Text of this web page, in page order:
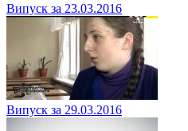
Випуск за 23.03.2016
Випуск за 29.03.2016